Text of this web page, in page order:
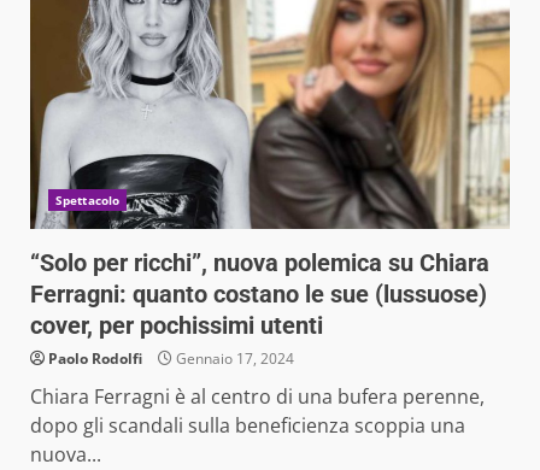
Spettacolo
“Solo per ricchi”, nuova polemica su Chiara
Ferragni: quanto costano le sue (lussuose)
cover, per pochissimi utenti
Paolo Rodolfi Gennaio 17, 2024
Chiara Ferragni è al centro di una bufera perenne,
dopo gli scandali sulla beneficienza scoppia una
nuova...